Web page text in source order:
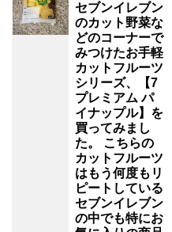
セブンイレブン
のカット野菜な
どのコーナーで
みつけたお手軽
カットフルーツ
シリーズ、【7
プレミアム パ
イナップル】を
買ってみまし
た。 こちらの
カットフルーツ
はもう何度もリ
ピートしている
セブンイレブン
の中でも特にお